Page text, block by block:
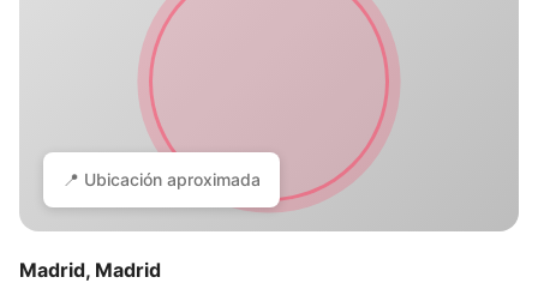
📍 Ubicación aproximada
Madrid, Madrid